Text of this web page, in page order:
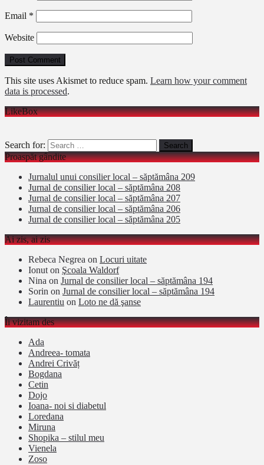
Email *
Website
This site uses Akismet to reduce spam. Learn how your comment
data is processed.
LikeBox
Search for:
Proaspăt gândite
Jurnalul unui consilier local – săptămâna 209
Jurnal de consilier local – săptămâna 208
Jurnal de consilier local – săptămâna 207
Jurnal de consilier local – săptămâna 206
Jurnal de consilier local – săptămâna 205
Ai zis, ai zis
Rebeca Negrea on Locuri uitate
Ionut on Şcoala Waldorf
Nina on Jurnal de consilier local – săptămâna 194
Sorin on Jurnal de consilier local – săptămâna 194
Laurentiu on Loto ne dă şanse
Îi vizitam des
Ada
Andreea- tomata
Andrei Crivăț
Bogdana
Cetin
Dojo
Ioana- noi si diabetul
Loredana
Miruna
Shopika – stilul meu
Vienela
Zoso